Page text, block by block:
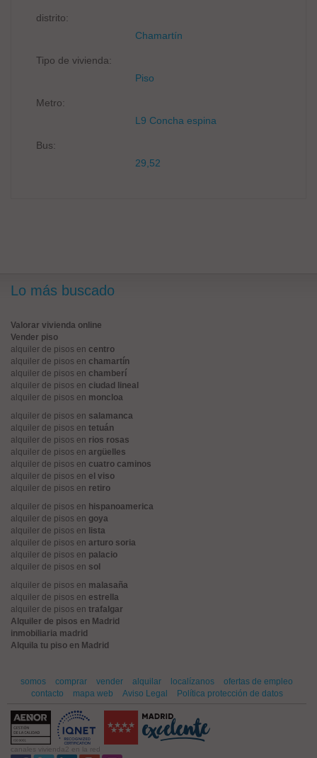
distrito:
Chamartín
Tipo de vivienda:
Piso
Metro:
L9 Concha espina
Bus:
29,52
Lo más buscado
Valorar vivienda online
Vender piso
alquiler de pisos en centro
alquiler de pisos en chamartín
alquiler de pisos en chamberí
alquiler de pisos en ciudad lineal
alquiler de pisos en moncloa
alquiler de pisos en salamanca
alquiler de pisos en tetuán
alquiler de pisos en rios rosas
alquiler de pisos en argüelles
alquiler de pisos en cuatro caminos
alquiler de pisos en el viso
alquiler de pisos en retiro
alquiler de pisos en hispanoamerica
alquiler de pisos en goya
alquiler de pisos en lista
alquiler de pisos en arturo soria
alquiler de pisos en palacio
alquiler de pisos en sol
alquiler de pisos en malasaña
alquiler de pisos en estrella
alquiler de pisos en trafalgar
Alquiler de pisos en Madrid
inmobiliaria madrid
Alquila tu piso en Madrid
somos comprar vender alquilar localízanos
ofertas de empleo
contacto
mapa web Aviso Legal Política protección de datos
canales vivienda2 en la red